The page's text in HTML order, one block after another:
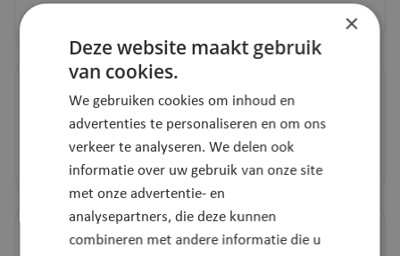
Zorgbedrijf Klein-Brabant
Raad van Bestuur Zorgbedrijf Klein-Brabant
Toon alles
Autonoom Gemeentebedrijf
×
Deze website maakt gebruik
van cookies.
We gebruiken cookies om inhoud en
advertenties te personaliseren en om ons
verkeer te analyseren. We delen ook
informatie over uw gebruik van onze site
met onze advertentie- en
analysepartners, die deze kunnen
combineren met andere informatie die u